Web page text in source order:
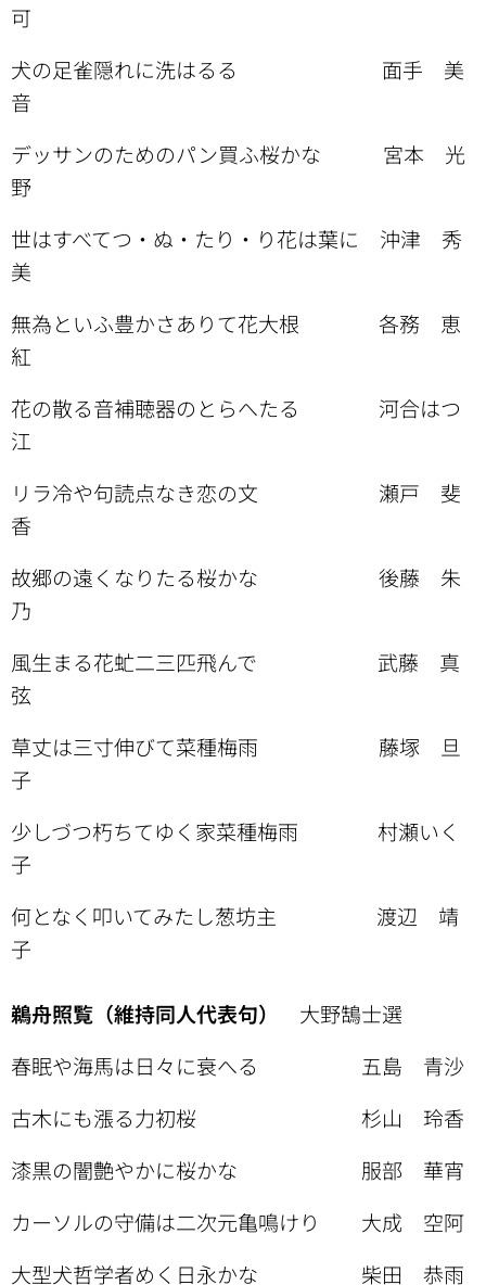
可
犬の足雀隠れに洗はるる 面手 美
音
デッサンのためのパン買ふ桜かな 宮本 光
野
世はすべてつ・ぬ・たり・り花は葉に 沖津 秀
美
無為といふ豊かさありて花大根 各務 恵
紅
花の散る音補聴器のとらへたる 河合はつ
江
リラ冷や句読点なき恋の文 瀬戸 斐
香
故郷の遠くなりたる桜かな 後藤 朱
乃
風生まる花虻二三匹飛んで 武藤 真
弦
草丈は三寸伸びて菜種梅雨 藤塚 旦
子
少しづつ朽ちてゆく家菜種梅雨 村瀬いく
子
何となく叩いてみたし葱坊主 渡辺 靖
子
鵜舟照覧（維持同人代表句）
大野鵠士選
春眠や海馬は日々に衰へる 五島 青沙
古木にも漲る力初桜 杉山 玲香
漆黒の闇艶やかに桜かな 服部 華宵
カーソルの守備は二次元亀鳴けり 大成 空阿
大型犬哲学者めく日永かな 柴田 恭雨